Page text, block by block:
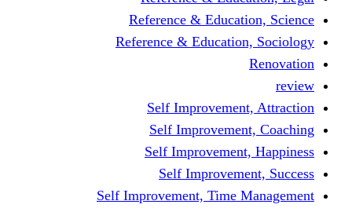
Reference &
Reference &
Self
Self
Self
Self
Self Improvement, Time